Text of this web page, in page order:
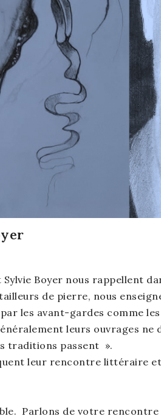
Boyer nous rappellent
de pierre, nous
les avant-gardes comme
leurs ouvrages
traditions passent ».
leur rencontre littéraire
Parlons de votre